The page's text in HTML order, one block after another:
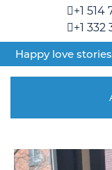
+1 514
+1 332
Happy love